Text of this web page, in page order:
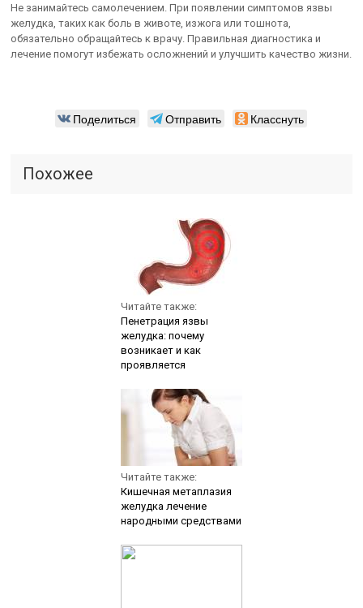
Не занимайтесь самолечением. При появлении симптомов язвы
желудка, таких как боль в животе, изжога или тошнота,
обязательно обращайтесь к врачу. Правильная диагностика и
лечение помогут избежать осложнений и улучшить качество жизни.
Поделиться Отправить Класснуть
Похожее
Читайте также:
Пенетрация язвы
желудка: почему
возникает и как
проявляется
Читайте также:
Кишечная метаплазия
желудка лечение
народными средствами